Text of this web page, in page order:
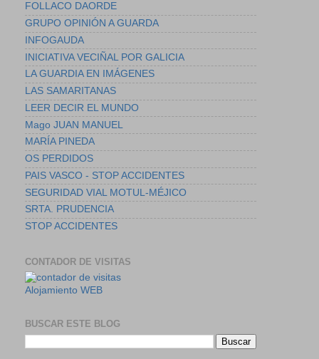
FOLLACO DAORDE
GRUPO OPINIÓN A GUARDA
INFOGAUDA
INICIATIVA VECIÑAL POR GALICIA
LA GUARDIA EN IMÁGENES
LAS SAMARITANAS
LEER DECIR EL MUNDO
Mago JUAN MANUEL
MARÍA PINEDA
OS PERDIDOS
PAIS VASCO - STOP ACCIDENTES
SEGURIDAD VIAL MOTUL-MÉJICO
SRTA. PRUDENCIA
STOP ACCIDENTES
CONTADOR DE VISITAS
Alojamiento WEB
BUSCAR ESTE BLOG